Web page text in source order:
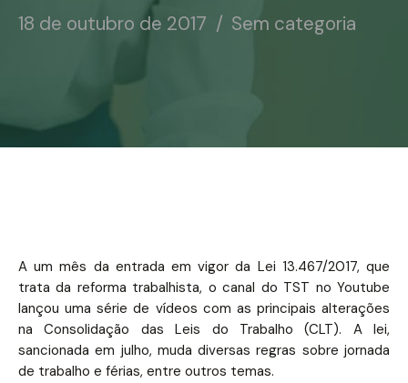
18 de outubro de 2017 Sem categoria
A um mês da entrada em vigor da Lei 13.467/2017, que
trata da reforma trabalhista, o canal do TST no Youtube
lançou uma série de vídeos com as principais alterações
na Consolidação das Leis do Trabalho (CLT). A lei,
sancionada em julho, muda diversas regras sobre jornada
de trabalho e férias, entre outros temas.